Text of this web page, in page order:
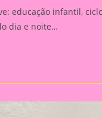
educação infantil,
dia e noite…